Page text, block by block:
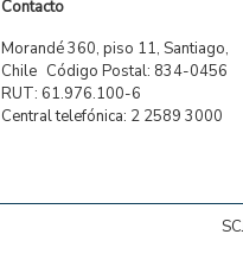
Contacto
Morandé 360, piso 11, Santiago,
Chile Código Postal: 834-0456
RUT: 61.976.100-6
Central telefónica: 2 2589 3000